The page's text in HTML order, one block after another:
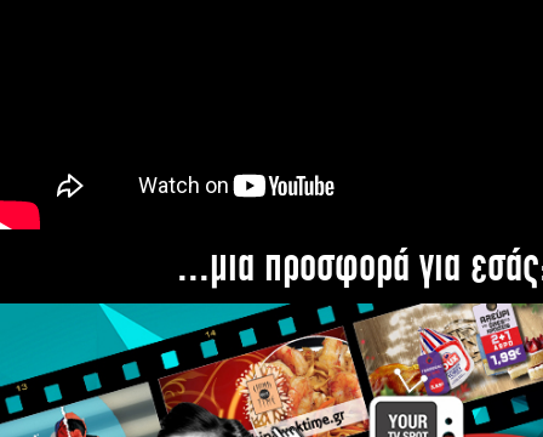
...μια προσφορά για